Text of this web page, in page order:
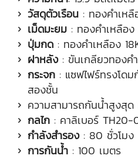
วัสดุตัวเรือน : ทองคำเหลื
เม็ดมะยม : ทองคำเหลือง
ปุ่มกด : ทองคำเหลือง
ฝาหลัง: ขันเกลียวทองค
กระจก : แซฟไฟร์ทรงโด
สองชั้น
ความสามารถกันน้ำสูงสุด
กลไก : คาลิเบอร์
กำลังสำรอง: 80 ชั่วโมง
การกันน้ำ : 100 เมตร